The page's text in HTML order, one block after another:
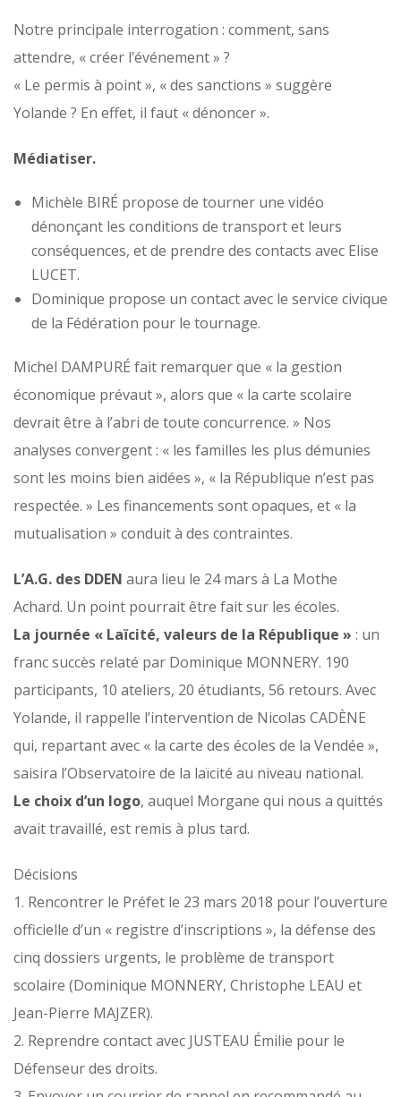
Notre principale interrogation : comment, sans
attendre, « créer l’événement » ?
« Le permis à point », « des sanctions » suggère
Yolande ? En effet, il faut « dénoncer ».
Médiatiser.
Michèle BIRÉ propose de tourner une vidéo
dénonçant les conditions de transport et leurs
conséquences, et de prendre des contacts avec Elise
LUCET.
Dominique propose un contact avec le service civique
de la Fédération pour le tournage.
Michel DAMPURÉ fait remarquer que « la gestion
économique prévaut », alors que « la carte scolaire
devrait être à l’abri de toute concurrence. » Nos
analyses convergent : « les familles les plus démunies
sont les moins bien aidées », « la République n’est pas
respectée. » Les financements sont opaques, et « la
mutualisation » conduit à des contraintes.
L’A.G. des DDEN aura lieu le 24 mars à La Mothe
Achard. Un point pourrait être fait sur les écoles.
La journée « Laïcité, valeurs de la République » : un
franc succès relaté par Dominique MONNERY. 190
participants, 10 ateliers, 20 étudiants, 56 retours. Avec
Yolande, il rappelle l’intervention de Nicolas CADÈNE
qui, repartant avec « la carte des écoles de la Vendée »,
saisira l’Observatoire de la laïcité au niveau national.
Le choix d’un logo, auquel Morgane qui nous a quittés
avait travaillé, est remis à plus tard.
Décisions
1. Rencontrer le Préfet le 23 mars 2018 pour l’ouverture
officielle d’un « registre d’inscriptions », la défense des
cinq dossiers urgents, le problème de transport
scolaire (Dominique MONNERY, Christophe LEAU et
Jean-Pierre MAJZER).
2. Reprendre contact avec JUSTEAU Émilie pour le
Défenseur des droits.